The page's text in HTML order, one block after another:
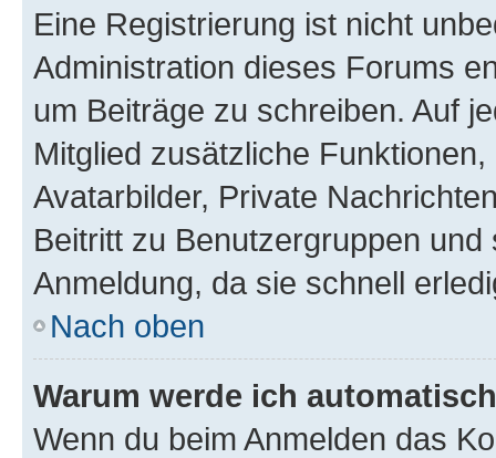
Eine Registrierung ist nicht
Administration dieses Forums
um Beiträge zu schreiben. Auf
Mitglied zusätzliche
Avatarbilder, Private
Beitritt zu Benutzergruppen
Anmeldung, da sie schnell
Nach oben
Warum werde ich
Wenn du beim Anmelden das